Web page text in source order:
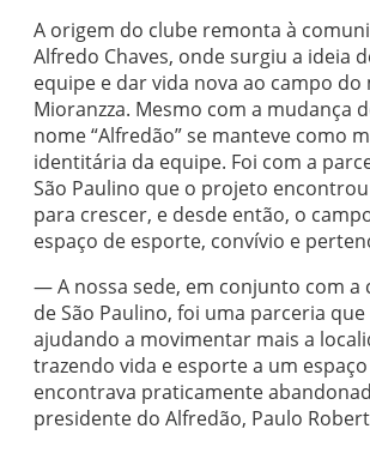
A origem do clube remonta à
Alfredo Chaves, onde surgiu a ideia
equipe e dar vida nova ao campo
Mioranzza. Mesmo com a mudança
nome “Alfredão” se manteve como
identitária da equipe. Foi com a
São Paulino que o projeto
para crescer, e desde então, o
espaço de esporte, convívio e
— A nossa sede, em conjunto com a
de São Paulino, foi uma parceria
ajudando a movimentar mais a
trazendo vida e esporte a um
encontrava praticamente
presidente do Alfredão, Paulo